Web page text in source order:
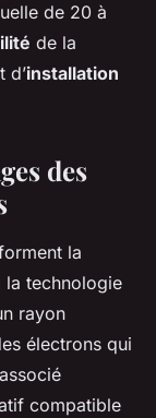
de 20 à
de la
d’installation
des
la
la technologie
rayon
électrons qui
compatible